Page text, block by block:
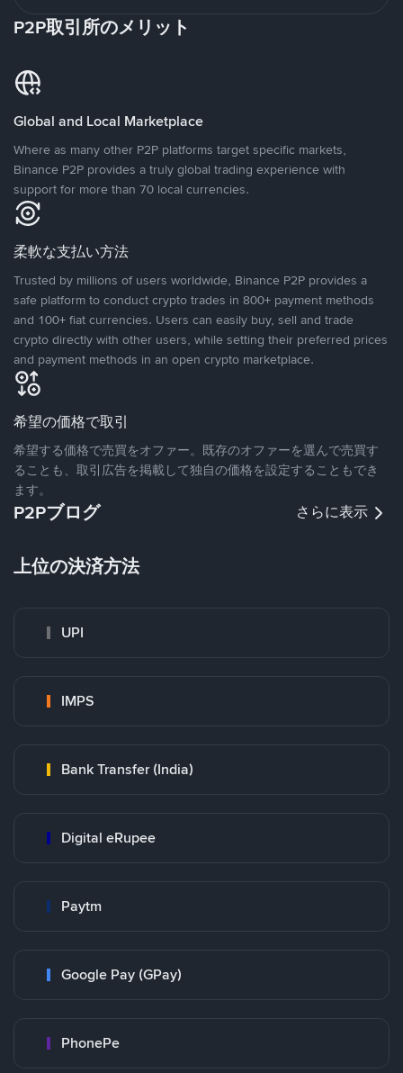
P2P取引所のメリット
Global and Local Marketplace
Where as many other P2P platforms target specific markets,
Binance P2P provides a truly global trading experience with
support for more than 70 local currencies.
柔軟な支払い方法
Trusted by millions of users worldwide, Binance P2P provides a
safe platform to conduct crypto trades in 800+ payment methods
and 100+ fiat currencies. Users can easily buy, sell and trade
crypto directly with other users, while setting their preferred prices
and payment methods in an open crypto marketplace.
希望の価格で取引
希望する価格で売買をオファー。既存のオファーを選んで売買す
ることも、取引広告を掲載して独自の価格を設定することもでき
ます。
P2Pブログ さらに表示
上位の決済方法
UPI
IMPS
Bank Transfer (India)
Digital eRupee
Paytm
Google Pay (GPay)
PhonePe